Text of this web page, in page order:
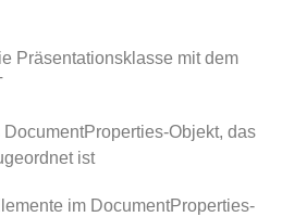
Präsentationsklasse mit dem
Objekt, das
ist
im DocumentProperties-